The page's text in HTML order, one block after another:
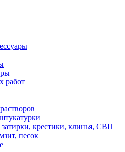
работ
крестики, клинья, СВП
песок